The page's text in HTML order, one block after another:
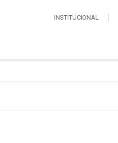
INSTITUCIONAL